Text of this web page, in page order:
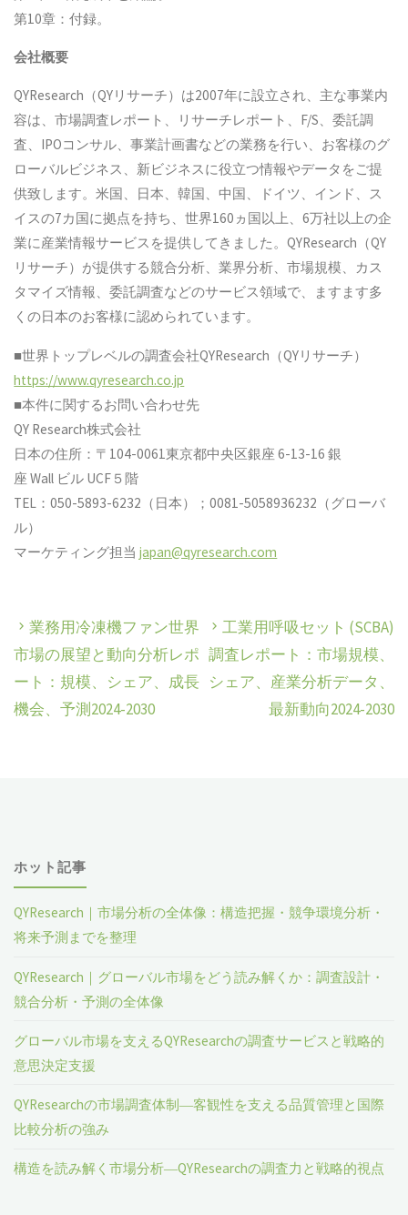
第10章：付録。
会社概要
QYResearch（QYリサーチ）は2007年に設立され、主な事業内
容は、市場調査レポート、リサーチレポート、F/S、委託調
査、IPOコンサル、事業計画書などの業務を行い、お客様のグ
ローバルビジネス、新ビジネスに役立つ情報やデータをご提
供致します。米国、日本、韓国、中国、ドイツ、インド、ス
イスの7カ国に拠点を持ち、世界160ヵ国以上、6万社以上の企
業に産業情報サービスを提供してきました。QYResearch（QY
リサーチ）が提供する競合分析、業界分析、市場規模、カス
タマイズ情報、委託調査などのサービス領域で、ますます多
くの日本のお客様に認められています。
■世界トップレベルの調査会社QYResearch（QYリサーチ）
https://www.qyresearch.co.jp
■本件に関するお問い合わせ先
QY Research株式会社
日本の住所：〒104-0061東京都中央区銀座 6-13-16 銀
座 Wall ビル UCF５階
TEL：050-5893-6232（日本）；0081-5058936232（グローバ
ル）
マーケティング担当japan@qyresearch.com
業務用冷凍機ファン世界
市場の展望と動向分析レポ
ート：規模、シェア、成長
機会、予測2024-2030
工業用呼吸セット (SCBA)
調査レポート：市場規模、
シェア、産業分析データ、
最新動向2024-2030
ホット記事
QYResearch｜市場分析の全体像：構造把握・競争環境分析・
将来予測までを整理
QYResearch｜グローバル市場をどう読み解くか：調査設計・
競合分析・予測の全体像
グローバル市場を支えるQYResearchの調査サービスと戦略的
意思決定支援
QYResearchの市場調査体制―客観性を支える品質管理と国際
比較分析の強み
構造を読み解く市場分析―QYResearchの調査力と戦略的視点